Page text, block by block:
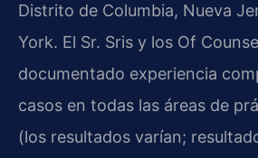
Distrito de Columbia, Nueva
York. El Sr. Sris y los Of
documentado experiencia
casos en todas las áreas de
(los resultados varían;